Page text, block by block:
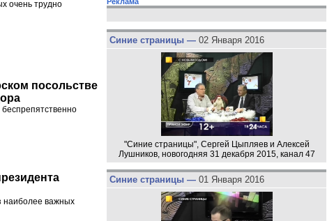
очень трудно
посольстве
наиболее важных
Синие страницы — 02 Января 2016
"Синие страницы", Сергей Цыпляев и Алексей
Лушников, новогодняя 31 декабря 2015, канал 47
Синие страницы — 01 Января 2016